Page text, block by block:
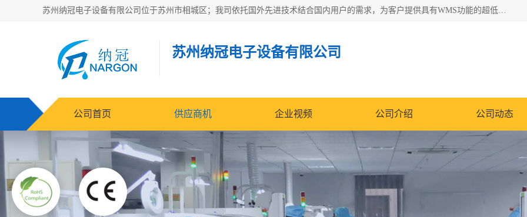
苏州纳冠电子设备有限公司位于苏州市相城区；我司依托国外先进技术结合国内用户的需求，为客户提供具有WMS功能的超低湿快速除湿电子防潮，压缩空气连续干燥柜、智能物料管理氮气储物柜、自制氮氮气柜、防潮氮气组合柜、不锈钢洁净氮气柜、洁净储物柜、石墨舟柜、亮灯导引丝网板存储柜、PCB柔性板气密干燥柜等
苏州纳冠电子设备有限公司
公司首页 供应商机 企业视频 公司介绍 公司动态